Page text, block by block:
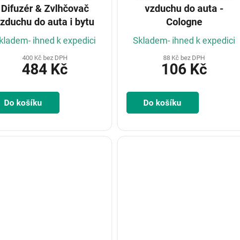
Difuzér & Zvlhčovač
do auta i bytu
ihned k expedici
400 Kč bez DPH
484 Kč
Do košíku
vzduchu do auta -
Cologne
Skladem- ihned k expedici
88 Kč bez DPH
106 Kč
Do košíku